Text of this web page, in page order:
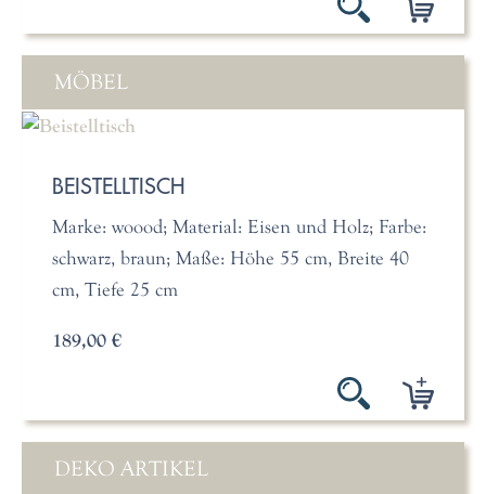
MÖBEL
BEISTELLTISCH
Marke: woood; Material: Eisen und Holz; Farbe:
schwarz, braun; Maße: Höhe 55 cm, Breite 40
cm, Tiefe 25 cm
189,00 €
DEKO ARTIKEL